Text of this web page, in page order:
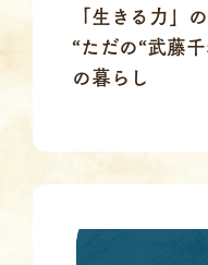
「生きる力」
“ただの“武藤
の暮らし